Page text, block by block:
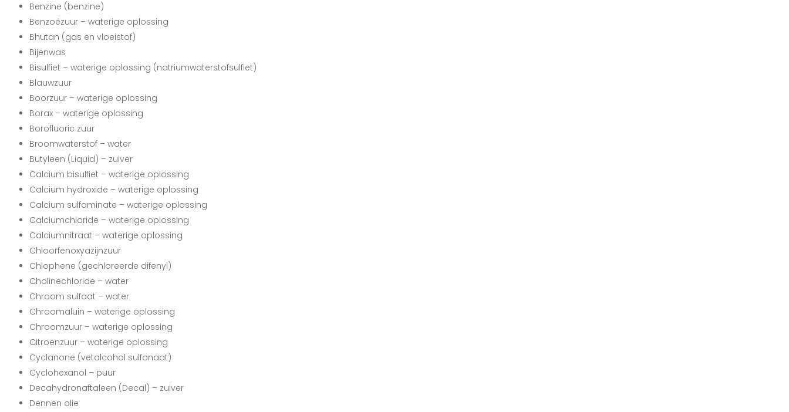
Benzine (benzine)
Benzoëzuur – waterige oplossing
Bhutan (gas en vloeistof)
Bijenwas
Bisulfiet – waterige oplossing (natriumwaterstofsulfiet)
Blauwzuur
Boorzuur – waterige oplossing
Borax – waterige oplossing
Borofluoric zuur
Broomwaterstof – water
Butyleen (Liquid) – zuiver
Calcium bisulfiet – waterige oplossing
Calcium hydroxide – waterige oplossing
Calcium sulfaminate – waterige oplossing
Calciumchloride – waterige oplossing
Calciumnitraat – waterige oplossing
Chloorfenoxyazijnzuur
Chlophene (gechloreerde difenyl)
Cholinechloride – water
Chroom sulfaat – water
Chroomaluin – waterige oplossing
Chroomzuur – waterige oplossing
Citroenzuur – waterige oplossing
Cyclanone (vetalcohol sulfonaat)
Cyclohexanol – puur
Decahydronaftaleen (Decal) – zuiver
Dennen olie